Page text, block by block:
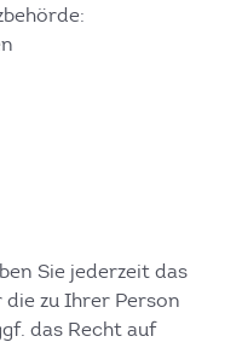
Sie jederzeit das
zu Ihrer Person
das Recht auf